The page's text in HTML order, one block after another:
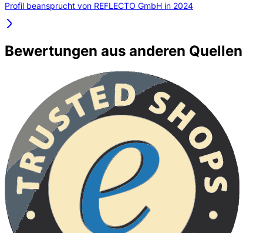
Profil beansprucht von REFLECTO GmbH in 2024
Bewertungen aus anderen Quellen